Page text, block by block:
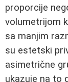
proporcije
volumetrijom
sa manjim
su estetski
asimetrične
ukazuje na to